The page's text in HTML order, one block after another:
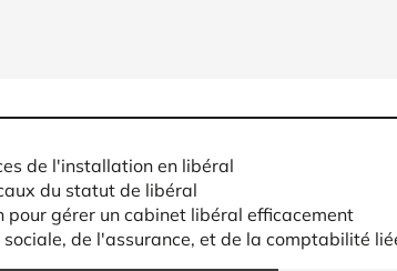
de l'installation en libéral
du statut de libéral
gérer un cabinet libéral efficacement
de l'assurance, et de la comptabilité